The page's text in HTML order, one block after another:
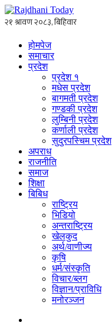
होमपेज
समाचार
प्रदेश
प्रदेश १
मधेस प्रदेश
बागमती प्रदेश
गण्डकी प्रदेश
लुम्बिनी प्रदेश
कर्णाली प्रदेश
सुदुरपस्चिम प्रदेश
अपराध
राजनीति
समाज
शिक्षा
बिबिध
राष्ट्रिय
भिडियो
अन्तराष्ट्रिय
खेलकुद
अर्थ/वाणीज्य
कृषि
धर्म/संस्कृति
विचार/ब्लग
विज्ञान/प्राविधि
मनोरञ्जन